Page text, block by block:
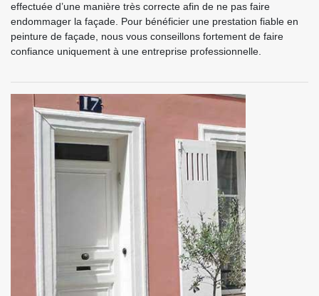
effectuée d’une manière très correcte afin de ne pas faire
endommager la façade. Pour bénéficier une prestation fiable en
peinture de façade, nous vous conseillons fortement de faire
confiance uniquement à une entreprise professionnelle.